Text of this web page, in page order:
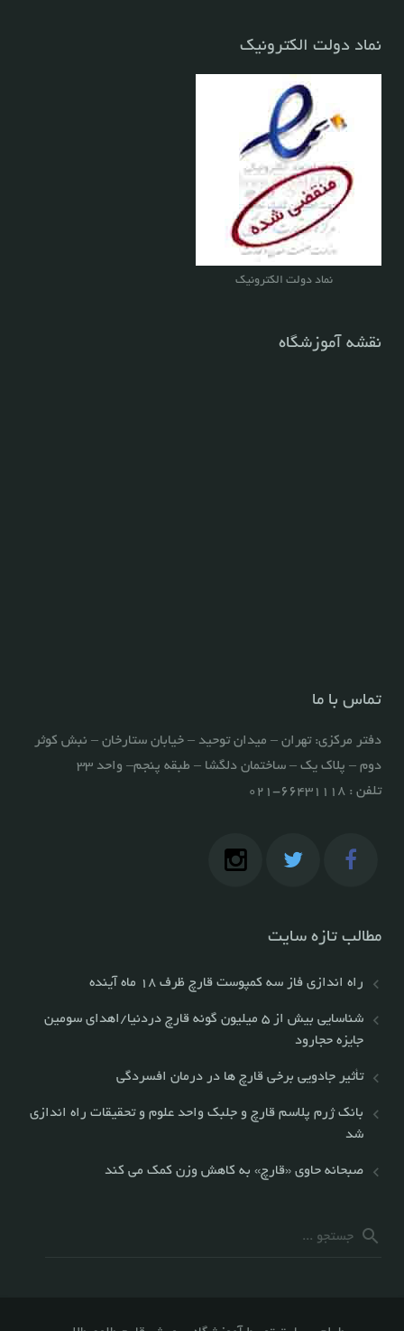
نماد دولت الکترونیک
نماد دولت الکترونیک
نقشه آموزشگاه
تماس با ما
دفتر مرکزي: تهران – ميدان توحيد – خيابان ستارخان – نبش کوثر
دوم – پلاک یک – ساختمان دلگشا – طبقه پنجم– واحد 33
تلفن : ۶۶۴۳۱۱۱۸-۰۲۱
مطالب تازه سایت
راه اندازی فاز سه کمپوست قارچ ظرف ١٨ ماه آینده
شناسایی بیش از ۵ میلیون گونه قارچ دردنیا/اهدای سومین
جایزه حجارود
تأثیر جادویی برخی قارچ ها در درمان افسردگی
بانک ژرم پلاسم قارچ و جلبک واحد علوم و تحقیقات راه اندازی
شد
صبحانه حاوی «قارچ» به کاهش وزن کمک می کند